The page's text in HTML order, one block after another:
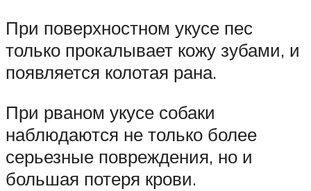
При поверхностном укусе пес
только прокалывает кожу зубами, и
появляется колотая рана.
При рваном укусе собаки
наблюдаются не только более
серьезные повреждения, но и
большая потеря крови.